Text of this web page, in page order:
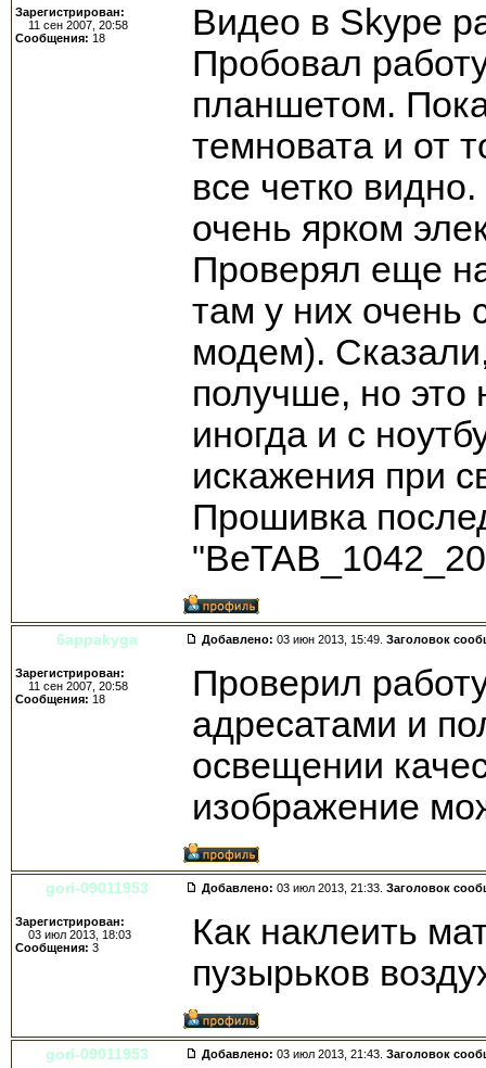
Зарегистрирован:
11 сен 2007, 20:58
Сообщения: 18
Видео в Skype
Пробовал
планшетом.
темновата и от
все четко
очень ярком
Проверял еще
там у них очень
модем).
получше, но это
иногда и с
искажения при
Прошивка
6appakyga Добавлено: 03 июн 2013, 15:49. Заголовок
Зарегистрирован:
11 сен 2007, 20:58
Сообщения: 18
Проверил
адресатами и
освещении
изображение
gori-09011953 Добавлено: 03 июл 2013, 21:33. Заголовок
Зарегистрирован:
03 июл 2013, 18:03
Сообщения: 3
Как наклеить
пузырьков
gori-09011953 Добавлено: 03 июл 2013, 21:43. Заголовок